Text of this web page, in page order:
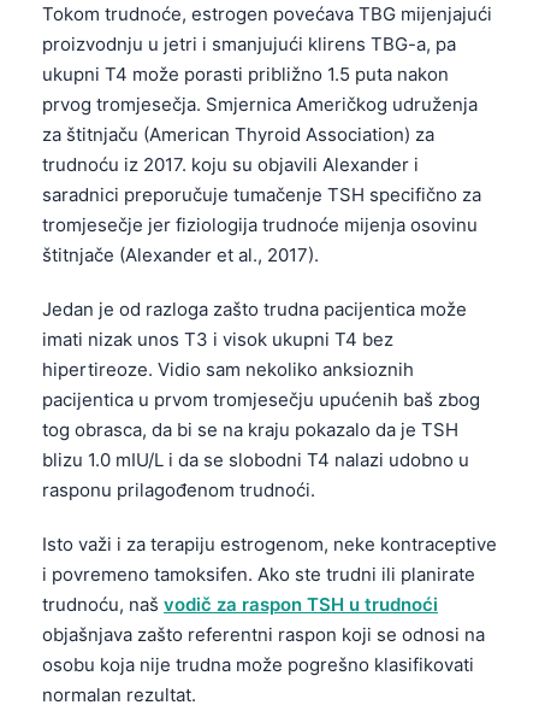
Tokom trudnoće, estrogen povećava TBG mijenjajući
proizvodnju u jetri i smanjujući klirens TBG-a, pa
ukupni T4 može porasti približno 1.5 puta nakon
prvog tromjesečja. Smjernica Američkog udruženja
za štitnjaču (American Thyroid Association) za
trudnoću iz 2017. koju su objavili Alexander i
saradnici preporučuje tumačenje TSH specifično za
tromjesečje jer fiziologija trudnoće mijenja osovinu
štitnjače (Alexander et al., 2017).
Jedan je od razloga zašto trudna pacijentica može
imati nizak unos T3 i visok ukupni T4 bez
hipertireoze. Vidio sam nekoliko anksioznih
pacijentica u prvom tromjesečju upućenih baš zbog
tog obrasca, da bi se na kraju pokazalo da je TSH
blizu 1.0 mIU/L i da se slobodni T4 nalazi udobno u
rasponu prilagođenom trudnoći.
Isto važi i za terapiju estrogenom, neke kontraceptive
i povremeno tamoksifen. Ako ste trudni ili planirate
trudnoću, naš vodič za raspon TSH u trudnoći
objašnjava zašto referentni raspon koji se odnosi na
osobu koja nije trudna može pogrešno klasifikovati
normalan rezultat.
Slovenčina
كوردی‎
پښتو
سنڌي
অসমীয়া
Galego
Latviešu valoda
Македонски јазик
Euskara
Occitan
العربية المغربية
Afrikaans
Монгол
ພາສາລາວ
Basa Jawa